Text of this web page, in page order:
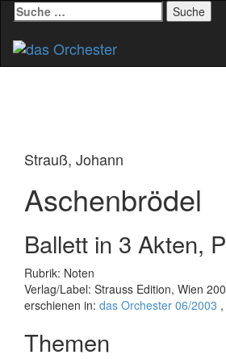
Suche
nach:
Strauß, Johann
Aschenbrödel
Ballett in 3 Akten,
Rubrik: Noten
Verlag/Label: Strauss Edition, Wien
erschienen in: das Orchester 06/2003
Themen